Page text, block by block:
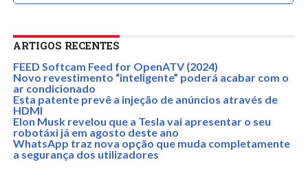
ARTIGOS RECENTES
FEED Softcam Feed for OpenATV (2024)
Novo revestimento “inteligente” poderá acabar com o
ar condicionado
Esta patente prevê a injeção de anúncios através de
HDMI
Elon Musk revelou que a Tesla vai apresentar o seu
robotáxi já em agosto deste ano
WhatsApp traz nova opção que muda completamente
a segurança dos utilizadores